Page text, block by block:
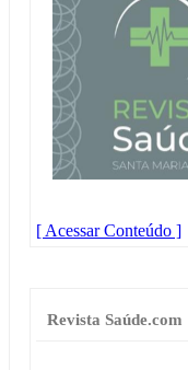
[ Acessar Conteúdo ]
Revista Saúde.com